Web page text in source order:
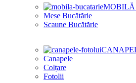
Mese Bucătărie
Scaune Bucătărie
Canapele
Colțare
Fotolii